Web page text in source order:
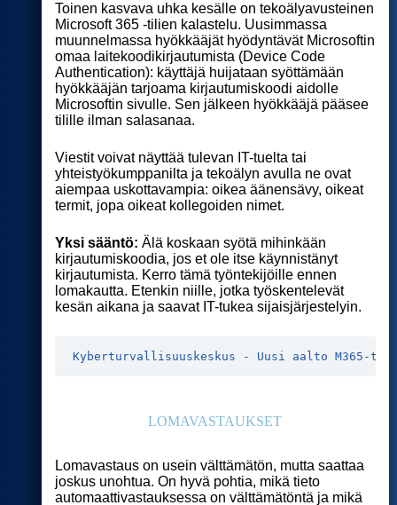
Toinen kasvava uhka kesälle on tekoälyavusteinen
Microsoft 365 -tilien kalastelu. Uusimmassa
muunnelmassa hyökkääjät hyödyntävät Microsoftin
omaa laitekoodikirjautumista (Device Code
Authentication): käyttäjä huijataan syöttämään
hyökkääjän tarjoama kirjautumiskoodi aidolle
Microsoftin sivulle. Sen jälkeen hyökkääjä pääsee
tilille ilman salasanaa.
Viestit voivat näyttää tulevan IT-tuelta tai
yhteistyökumppanilta ja tekoälyn avulla ne ovat
aiempaa uskottavampia: oikea äänensävy, oikeat
termit, jopa oikeat kollegoiden nimet.
Yksi sääntö: Älä koskaan syötä mihinkään
kirjautumiskoodia, jos et ole itse käynnistänyt
kirjautumista. Kerro tämä työntekijöille ennen
lomakautta. Etenkin niille, jotka työskentelevät
kesän aikana ja saavat IT-tukea sijaisjärjestelyin.
Kyberturvallisuuskeskus - Uusi aalto M365-
LOMAVASTAUKSET
Lomavastaus on usein välttämätön, mutta saattaa
joskus unohtua. On hyvä pohtia, mikä tieto
automaattivastauksessa on välttämätöntä ja mikä